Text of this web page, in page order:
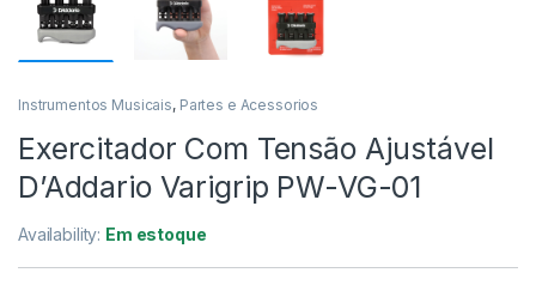
Instrumentos Musicais, Partes e Acessorios
Exercitador Com Tensão Ajustável
D’Addario Varigrip PW-VG-01
Availability: Em estoque